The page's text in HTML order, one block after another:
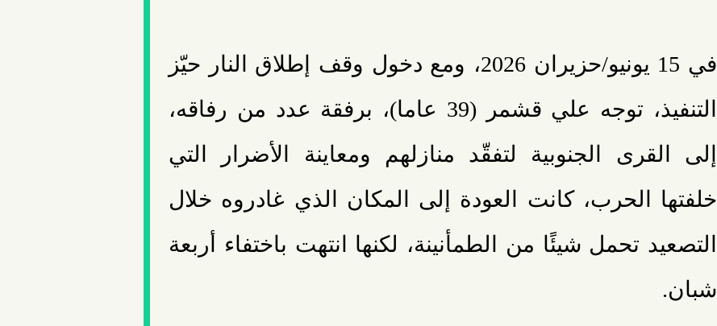
في 15 يونيو/حزيران 2026، ومع دخول وقف إطلاق النار حيّز
التنفيذ، توجه علي قشمر (39 عاما)، برفقة عدد من رفاقه،
إلى القرى الجنوبية لتفقّد منازلهم ومعاينة الأضرار التي
خلفتها الحرب، كانت العودة إلى المكان الذي غادروه خلال
التصعيد تحمل شيئًا من الطمأنينة، لكنها انتهت باختفاء أربعة
شبان.